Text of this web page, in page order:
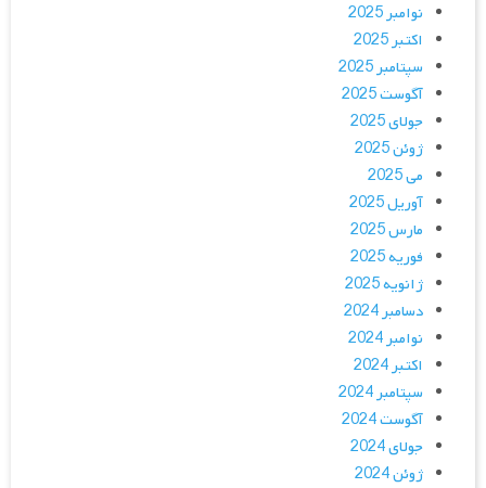
نوامبر 2025
اکتبر 2025
سپتامبر 2025
آگوست 2025
جولای 2025
ژوئن 2025
می 2025
آوریل 2025
مارس 2025
فوریه 2025
ژانویه 2025
دسامبر 2024
نوامبر 2024
اکتبر 2024
سپتامبر 2024
آگوست 2024
جولای 2024
ژوئن 2024